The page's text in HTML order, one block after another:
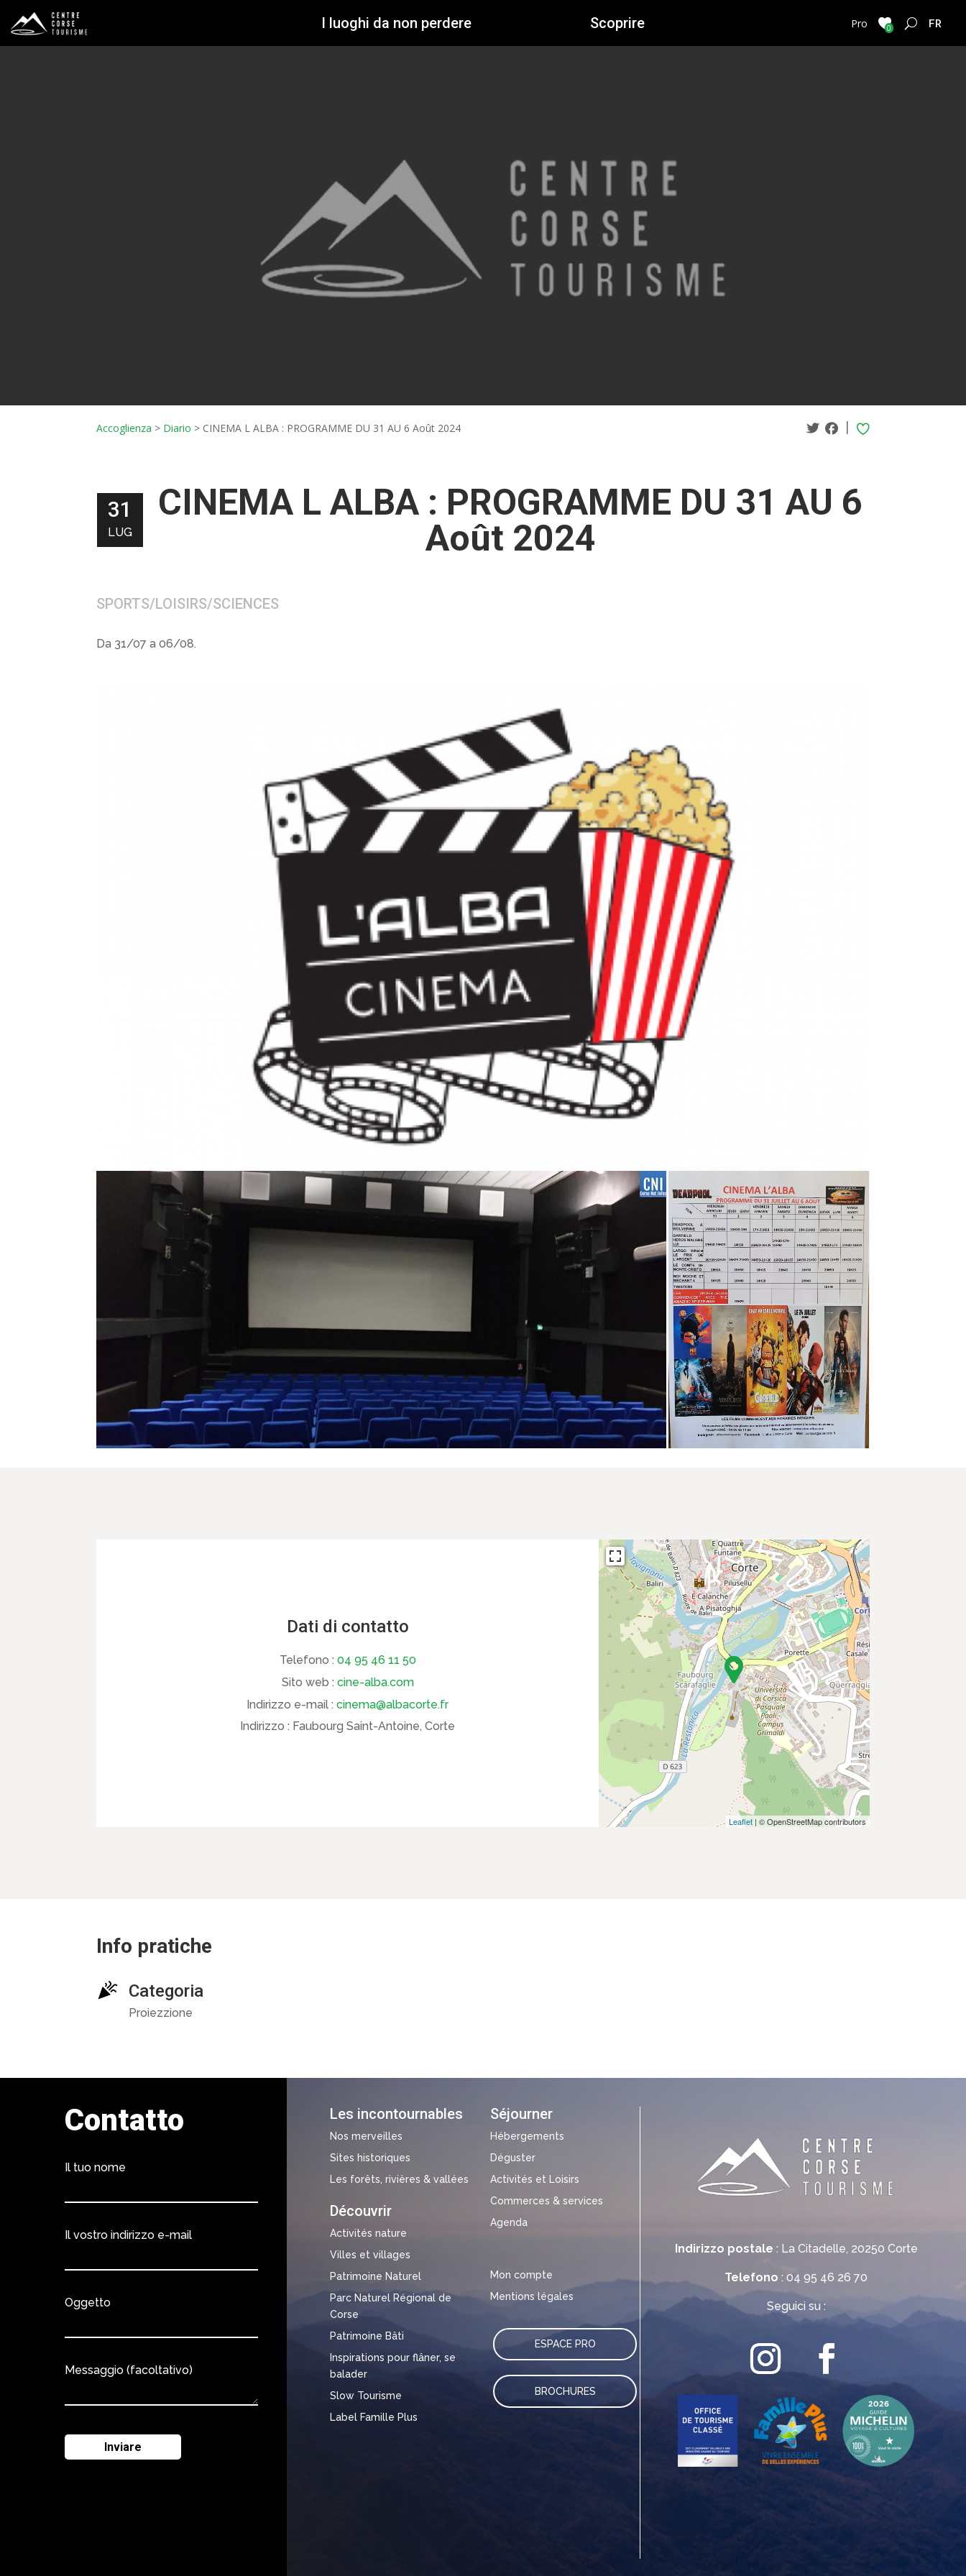
I luoghi da non perdere Scoprire Pro 0
Accoglienza > Diario > CINEMA L ALBA : PROGRAMME DU 31 AU 6 Août 2024 |
31
LUG
CINEMA L ALBA : PROGRAMME DU 31 AU 6
Août 2024
SPORTS/LOISIRS/SCIENCES
Da 31/07 a 06/08.
Dati di contatto
Telefono : 04 95 46 11 50
Sito web : cine-alba.com
Indirizzo e-mail :cinema@albacorte.fr
Indirizzo : Faubourg Saint-Antoine, Corte
Leaflet| © OpenStreetMap contributors
Info pratiche
Categoria
Proiezzione
Indirizzo postale : La Citadelle, 20250 Corte
Telefono : 04 95 46 26 70
Seguici su :
Les incontournables
Nos merveilles
Sites historiques
Les forêts, rivières & vallées
Découvrir
Activités nature
Villes et villages
Patrimoine Naturel
Parc Naturel Régional de
Corse
Patrimoine Bâti
Inspirations pour flâner, se
balader
Slow Tourisme
Label Famille Plus
Séjourner
Hébergements
Déguster
Activités et Loisirs
Commerces & services
Agenda
Mon compte
Mentions légales
ESPACE PRO
BROCHURES
Contatto
Il tuo nome
Il vostro indirizzo e-mail
Oggetto
Messaggio (facoltativo)